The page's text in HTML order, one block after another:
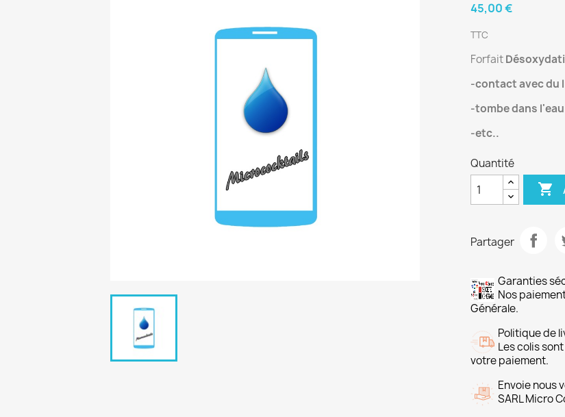
45,00 €
TTC
Forfait
-contact avec du
-tombe dans l'eau
-etc..
Quantité

Partager
Garanties
Nos
Générale.
Politique de
Les colis
votre paiement.
Envoie nous
SARL Micro